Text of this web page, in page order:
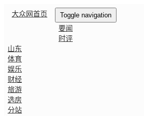
Toggle navigation
大众网首页
要闻
时评
山东
体育
娱乐
财经
旅游
选房
分站